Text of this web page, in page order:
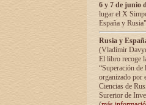
6 y 7 de junio
lugar el X
España y
Rusia y
(Vladímir
El libro recoge
“Superación
organizado por
Ciencias de
Surerior de